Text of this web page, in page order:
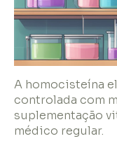
A homocisteína
controlada com
suplementação
médico regular.